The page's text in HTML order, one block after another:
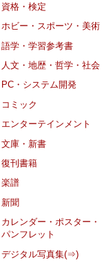
資格・検定
ホビー・スポーツ・美術
語学・学習参考書
人文・地歴・哲学・社会
PC・システム開発
コミック
エンターテインメント
文庫・新書
復刊書籍
楽譜
新聞
カレンダー・ポスター・
パンフレット
デジタル写真集(⇒)